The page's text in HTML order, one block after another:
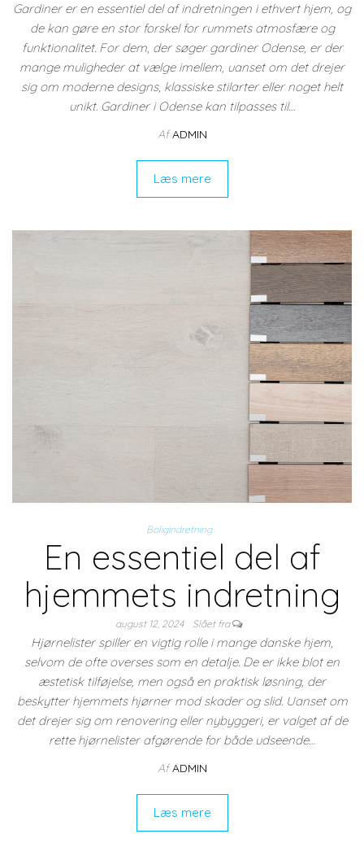
Gardiner er en essentiel del af indretningen i ethvert hjem, og
de kan gøre en stor forskel for rummets atmosfære og
funktionalitet. For dem, der søger gardiner Odense, er der
mange muligheder at vælge imellem, uanset om det drejer
sig om moderne designs, klassiske stilarter eller noget helt
unikt. Gardiner i Odense kan tilpasses til…
Af ADMIN
Læs mere
Boligindretning
En essentiel del af
hjemmets indretning
august 12, 2024 Slået fra
Hjørnelister spiller en vigtig rolle i mange danske hjem,
selvom de ofte overses som en detalje. De er ikke blot en
æstetisk tilføjelse, men også en praktisk løsning, der
beskytter hjemmets hjørner mod skader og slid. Uanset om
det drejer sig om renovering eller nybyggeri, er valget af de
rette hjørnelister afgørende for både udseende…
Af ADMIN
Læs mere